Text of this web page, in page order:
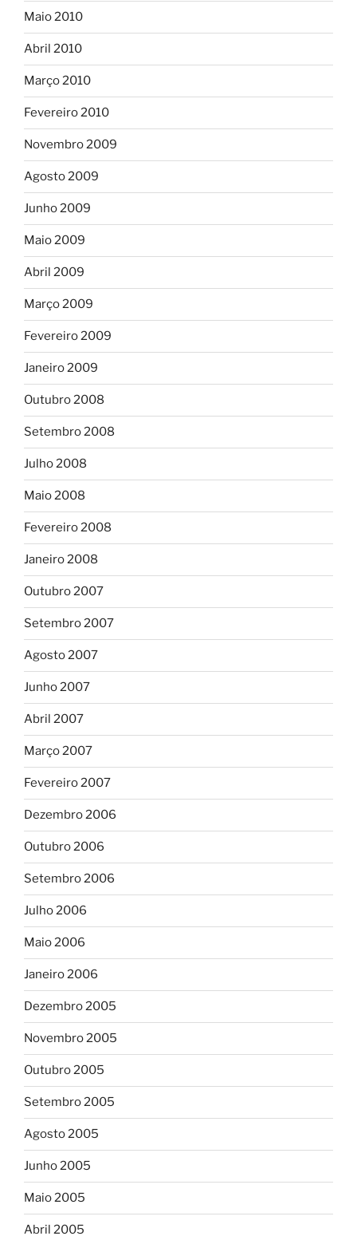
Maio 2010
Abril 2010
Março 2010
Fevereiro 2010
Novembro 2009
Agosto 2009
Junho 2009
Maio 2009
Abril 2009
Março 2009
Fevereiro 2009
Janeiro 2009
Outubro 2008
Setembro 2008
Julho 2008
Maio 2008
Fevereiro 2008
Janeiro 2008
Outubro 2007
Setembro 2007
Agosto 2007
Junho 2007
Abril 2007
Março 2007
Fevereiro 2007
Dezembro 2006
Outubro 2006
Setembro 2006
Julho 2006
Maio 2006
Janeiro 2006
Dezembro 2005
Novembro 2005
Outubro 2005
Setembro 2005
Agosto 2005
Junho 2005
Maio 2005
Abril 2005